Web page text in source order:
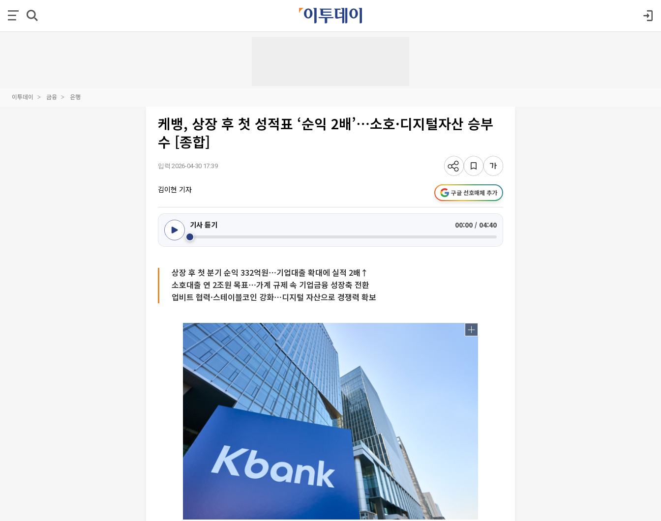
이투데이 금융 은행
케뱅, 상장 후 첫 성적표 ‘순익 2배’⋯소호·디지털자산 승부
수 [종합]
입력 2026-04-30 17:39
김이현 기자 구글 선호매체 추가
기사 듣기 00:00 / 04:40
상장 후 첫 분기 순익 332억원⋯기업대출 확대에 실적 2배↑
소호대출 연 2조원 목표⋯가계 규제 속 기업금융 성장축 전환
업비트 협력·스테이블코인 강화⋯디지털 자산으로 경쟁력 확보